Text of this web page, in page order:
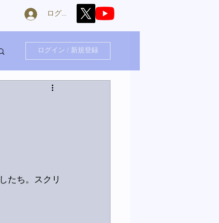
ログイン
ログイン / 新規登録
たち。スクリ